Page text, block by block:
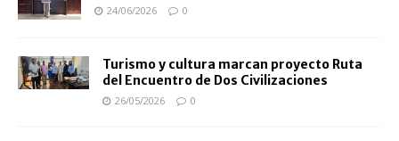
24/06/2026 0
Turismo y cultura marcan proyecto Ruta
del Encuentro de Dos Civilizaciones
26/05/2026 0